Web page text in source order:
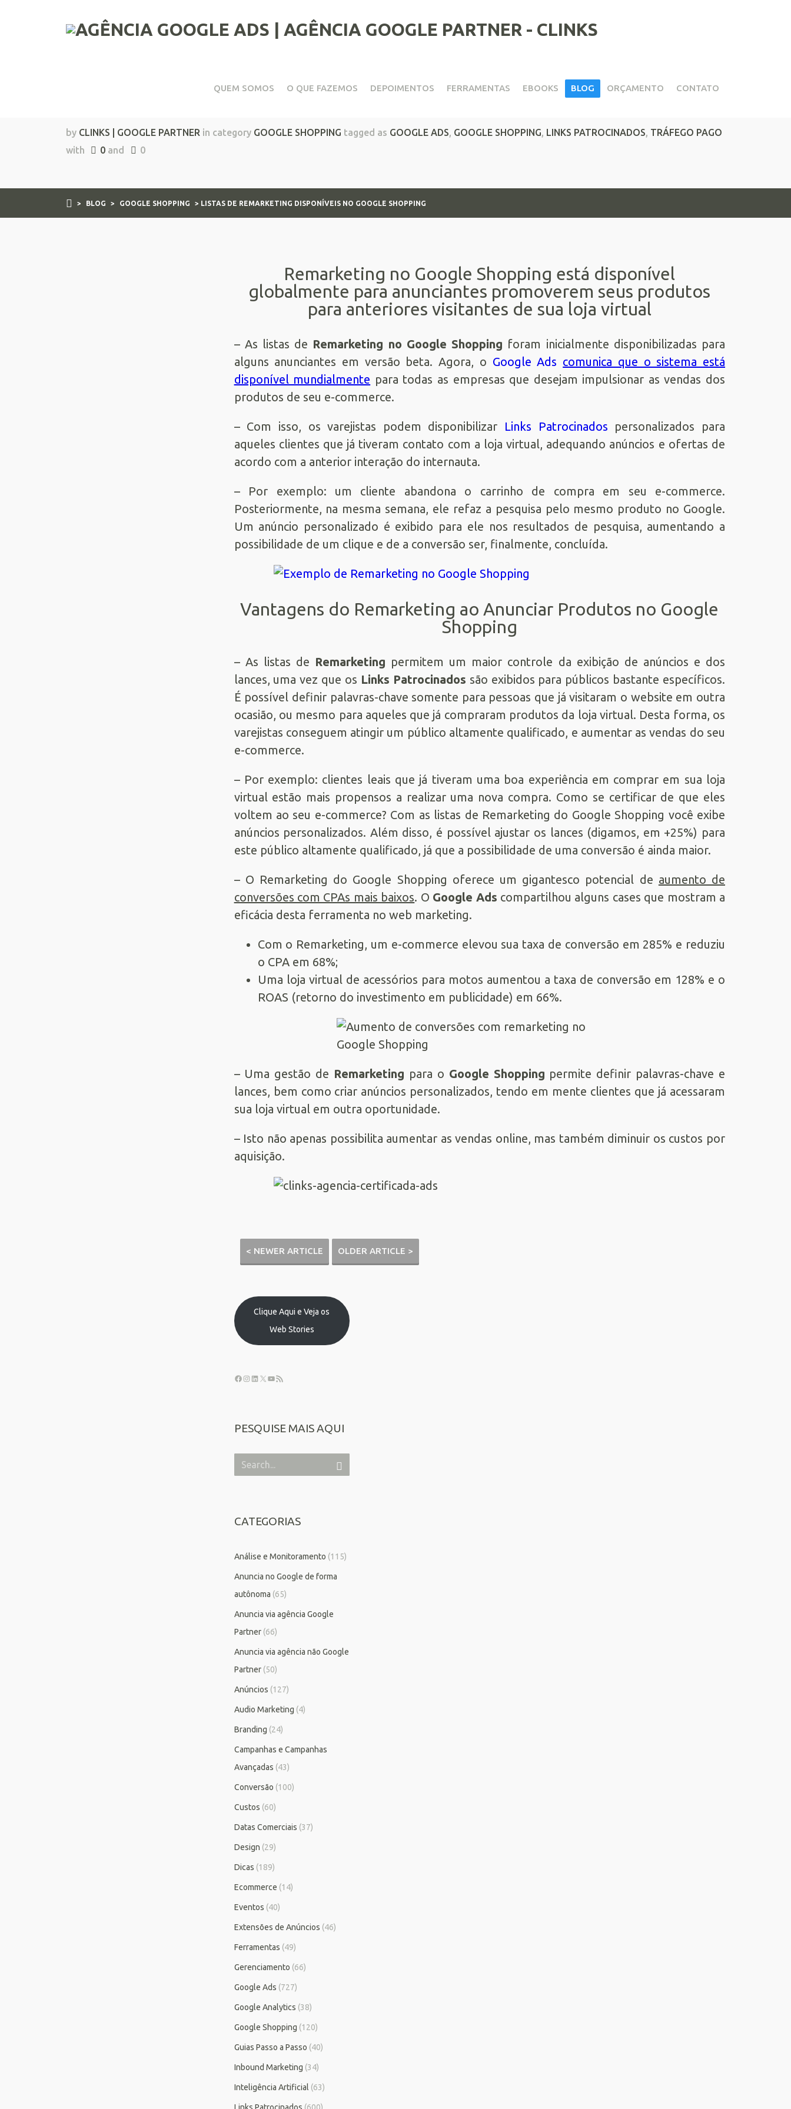
QUEM SOMOS O QUE FAZEMOS DEPOIMENTOS FERRAMENTAS EBOOKS BLOG ORÇAMENTO CONTATO
Listas de Remarketing Disponíveis no Google Shopping
by CLINKS | GOOGLE PARTNER in category GOOGLE SHOPPING tagged as GOOGLE ADS, GOOGLE SHOPPING, LINKS PATROCINADOS, TRÁFEGO PAGO
with
0 and 0
> BLOG > GOOGLE SHOPPING > LISTAS DE REMARKETING DISPONÍVEIS NO GOOGLE SHOPPING
Remarketing no Google Shopping está disponível
globalmente para anunciantes promoverem seus produtos
para anteriores visitantes de sua loja virtual
– As listas de Remarketing no Google Shopping foram inicialmente disponibilizadas para
alguns anunciantes em versão beta. Agora, o Google Ads comunica que o sistema está
disponível mundialmente para todas as empresas que desejam impulsionar as vendas dos
produtos de seu e-commerce.
– Com isso, os varejistas podem disponibilizar Links Patrocinados personalizados para
aqueles clientes que já tiveram contato com a loja virtual, adequando anúncios e ofertas de
acordo com a anterior interação do internauta.
– Por exemplo: um cliente abandona o carrinho de compra em seu e-commerce.
Posteriormente, na mesma semana, ele refaz a pesquisa pelo mesmo produto no Google.
Um anúncio personalizado é exibido para ele nos resultados de pesquisa, aumentando a
possibilidade de um clique e de a conversão ser, finalmente, concluída.
Vantagens do Remarketing ao Anunciar Produtos no Google
Shopping
– As listas de Remarketing permitem um maior controle da exibição de anúncios e dos
lances, uma vez que os Links Patrocinados são exibidos para públicos bastante específicos.
É possível definir palavras-chave somente para pessoas que já visitaram o website em outra
ocasião, ou mesmo para aqueles que já compraram produtos da loja virtual. Desta forma, os
varejistas conseguem atingir um público altamente qualificado, e aumentar as vendas do seu
e-commerce.
– Por exemplo: clientes leais que já tiveram uma boa experiência em comprar em sua loja
virtual estão mais propensos a realizar uma nova compra. Como se certificar de que eles
voltem ao seu e-commerce? Com as listas de Remarketing do Google Shopping você exibe
anúncios personalizados. Além disso, é possível ajustar os lances (digamos, em +25%) para
este público altamente qualificado, já que a possibilidade de uma conversão é ainda maior.
– O Remarketing do Google Shopping oferece um gigantesco potencial de aumento de
conversões com CPAs mais baixos. O Google Ads compartilhou alguns cases que mostram a
eficácia desta ferramenta no web marketing.
Com o Remarketing, um e-commerce elevou sua taxa de conversão em 285% e reduziu
o CPA em 68%;
Uma loja virtual de acessórios para motos aumentou a taxa de conversão em 128% e o
ROAS (retorno do investimento em publicidade) em 66%.
– Uma gestão de Remarketing para o Google Shopping permite definir palavras-chave e
lances, bem como criar anúncios personalizados, tendo em mente clientes que já acessaram
sua loja virtual em outra oportunidade.
– Isto não apenas possibilita aumentar as vendas online, mas também diminuir os custos por
aquisição.
< NEWER ARTICLE OLDER ARTICLE >
Clique Aqui e Veja os
Web Stories
PESQUISE MAIS AQUI
CATEGORIAS
Análise e Monitoramento (115)
Anuncia no Google de forma
autônoma (65)
Anuncia via agência Google
Partner(66)
Anuncia via agência não Google
Partner(50)
Anúncios (127)
Audio Marketing (4)
Branding (24)
Campanhas e Campanhas
Avançadas (43)
Conversão (100)
Custos (60)
Datas Comerciais (37)
Design (29)
Dicas (189)
Ecommerce (14)
Eventos (40)
Extensões de Anúncios (46)
Ferramentas (49)
Gerenciamento (66)
Google Ads (727)
Google Analytics (38)
Google Shopping (120)
Guias Passo a Passo (40)
Inbound Marketing (34)
Inteligência Artificial (63)
Links Patrocinados (600)